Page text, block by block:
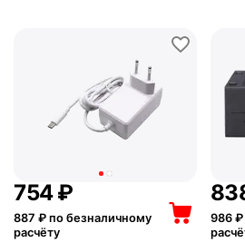
‍754‍₽
887 ₽ по безналичному
расчёту
986₽